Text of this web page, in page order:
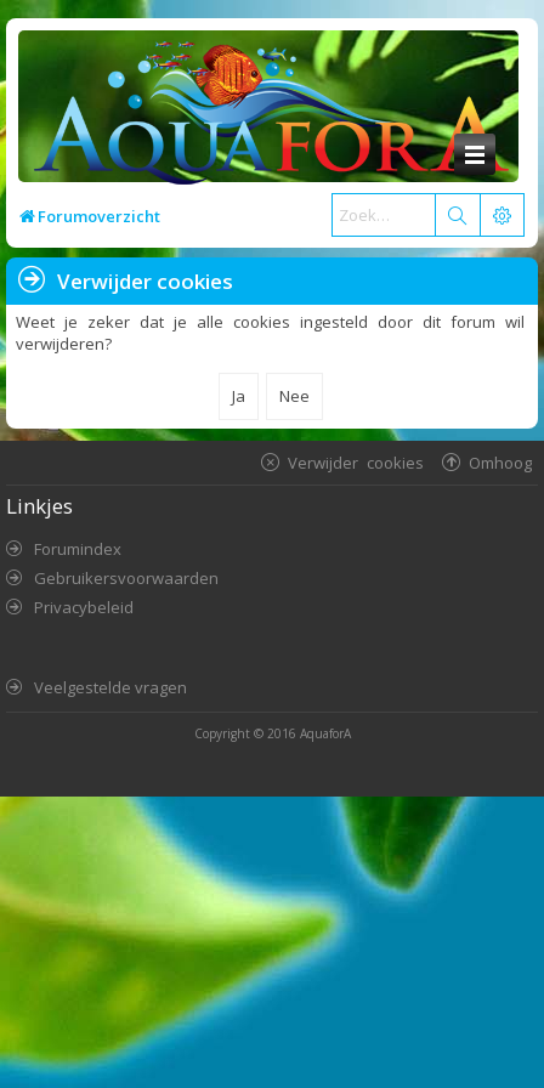
Forumoverzicht
Verwijder cookies
Weet je zeker dat je alle cookies ingesteld door dit forum wil
verwijderen?
Omhoog
Verwijder cookies
Linkjes
Forumindex
Gebruikersvoorwaarden
Privacybeleid
Veelgestelde vragen
Copyright © 2016 AquaforA